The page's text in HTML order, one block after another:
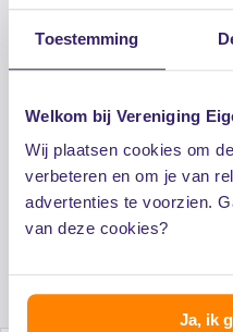
Toestemming
Welkom bij Vereniging
Wij plaatsen cookies om
verbeteren en om je van
advertenties te voorzien.
van deze cookies?
Ja, ik
Toegang tot
Lagere
Exclusieve